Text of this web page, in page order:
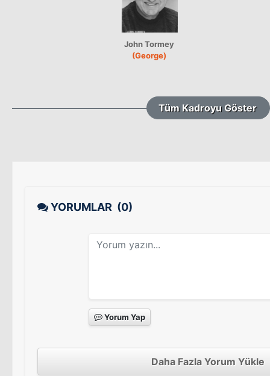
John Tormey
(George)
Tüm Kadroyu Göster
YORUMLAR (0)
Yorum Yap
Daha Fazla Yorum Yükle